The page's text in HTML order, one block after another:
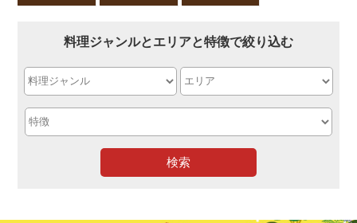
料理ジャンルとエリアと特徴で絞り込む
検索